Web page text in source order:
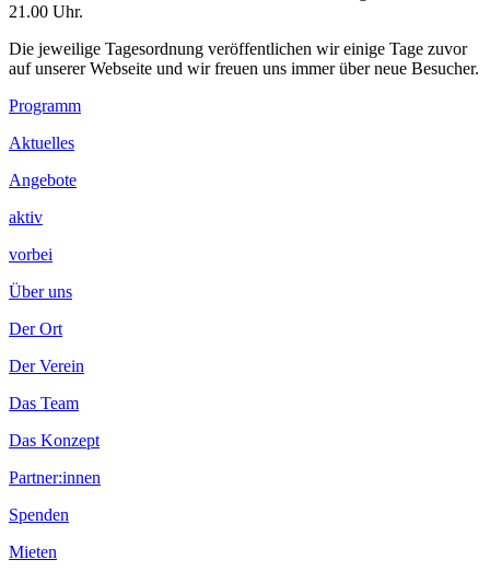
21.00 Uhr.
Die jeweilige Tagesordnung veröffentlichen wir einige Tage zuvor
auf unserer Webseite und wir freuen uns immer über neue Besucher.
Footer
Inhalt
Programm
Aktuelles
Angebote
aktiv
vorbei
Über uns
Der Ort
Der Verein
Das Team
Das Konzept
Partner:innen
Spenden
Mieten